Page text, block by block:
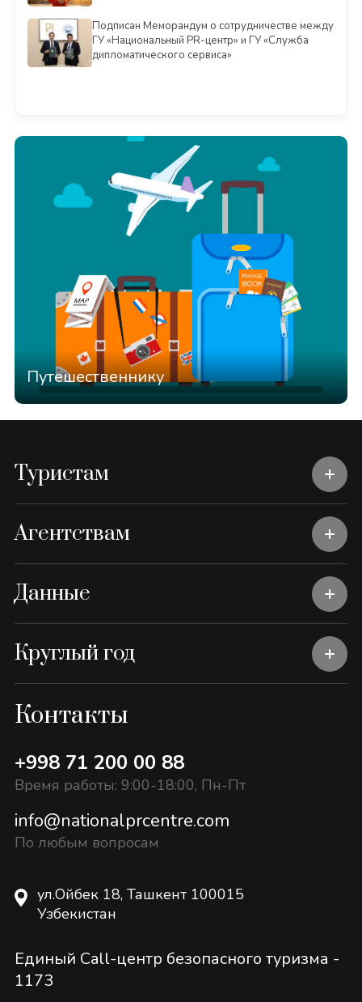
Подписан Меморандум о сотрудничестве между
ГУ «Национальный PR-центр» и ГУ «Служба
дипломатического сервиса»
Путешественнику
Туристам
Агентствам
Данные
Круглый год
Контакты
+998 71 200 00 88
Время работы: 9:00-18:00, Пн-Пт
info@nationalprcentre.com
По любым вопросам
ул.Ойбек 18, Ташкент 100015
Узбекистан
Единый Call-центр безопасного туризма -
1173